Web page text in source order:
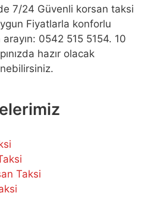
7/24 Güvenli korsan taksi
Fiyatlarla konforlu
0542 515 5154. 10
hazır olacak
Taksi